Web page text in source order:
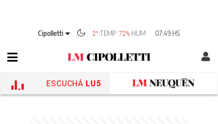
Cipolletti 2° TEMP 72% HUM 07:49 HS
ESCUCHÁ LU5